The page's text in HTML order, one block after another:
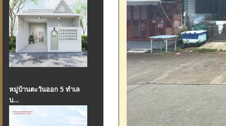
หมู่บ้านตะวันออก 5 ทำเล
บ...